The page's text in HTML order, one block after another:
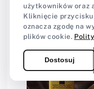
użytkowników oraz
Kliknięcie
oznacza zgodę na
plików cookie.
Dostosuj